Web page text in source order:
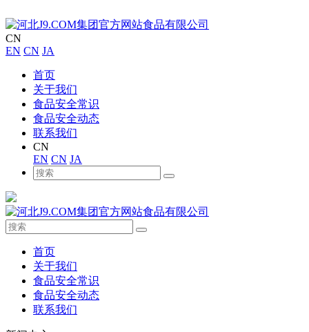
CN
EN CN JA
首页
关于我们
食品安全常识
食品安全动态
联系我们
CN
EN CN JA
首页
关于我们
食品安全常识
食品安全动态
联系我们